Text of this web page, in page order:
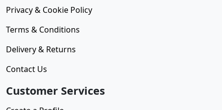
Privacy & Cookie Policy
Terms & Conditions
Delivery & Returns
Contact Us
Customer Services